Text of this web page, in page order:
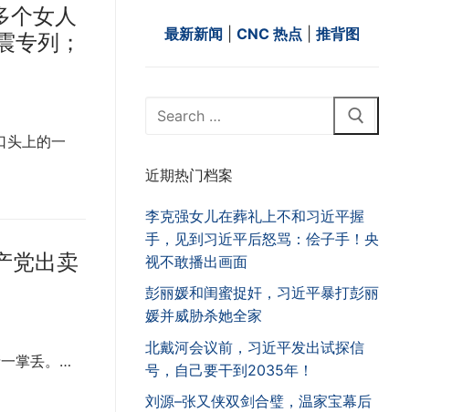
个女人
专列；
头上的一
党出卖
掌丢。…
最新新闻 CNC 热点 推背图
Search
近期热门档案
李克强女儿在葬礼上不和习近平握
手，见到习近平后怒骂：侩子手！央
视不敢播出画面
彭丽媛和闺蜜捉奸，习近平暴打彭丽
媛并威胁杀她全家
北戴河会议前，习近平发出试探信
号，自己要干到2035年！
刘源–张又侠双剑合璧，温家宝幕后